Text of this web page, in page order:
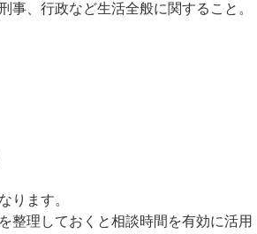
事、行政など生活全般に関すること。
ります。
整理しておくと相談時間を有効に活用